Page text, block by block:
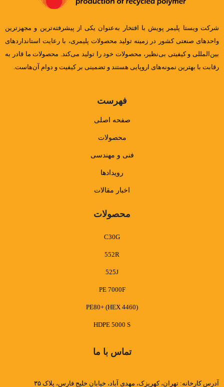
شرکت ویستا پلیمر پویش با افتخار به‌عنوان یکی از پیشرفته‌ترین و مجهزترین
واحدهای صنعتی کشور در زمینه تولید محصولات پلیمری، با رعایت استانداردهای
بین‌المللی و کیفیتی بی‌نظیر، محصولات خود را تولید می‌کند. محصولات ما قادر به
رقابت با بهترین نمونه‌های اروپایی هستند و تضمینی بر کیفیت و دوام آن‌هاست.
فهرست
صفحه اصلی
محصولات
فنی و مهندسی
رویدادها
اخبار مقالات
محصولات
C30G
552R
525J
PE 7000F
PE80+ (HEX 4460)
HDPE 5000 S
تماس با ما
آدرس کارخانه: تهران، کهریزک، مهدی آباد، خیابان خلیج فارس، پلاک ۳۵